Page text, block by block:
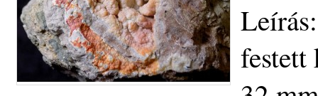
festett